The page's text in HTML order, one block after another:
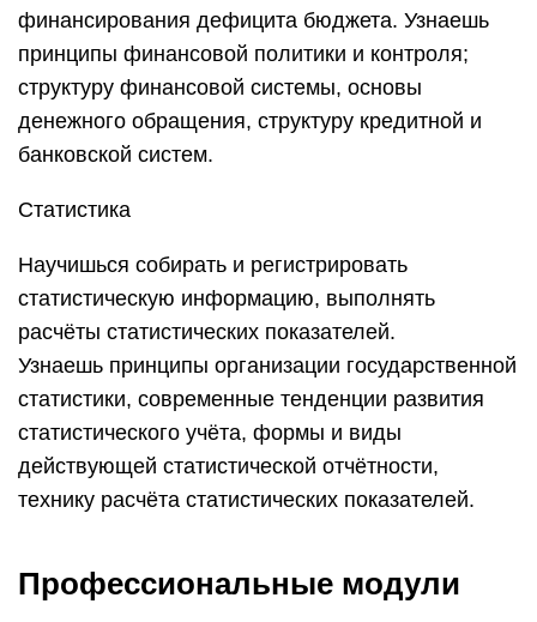
финансирования дефицита бюджета. Узнаешь
принципы финансовой политики и контроля;
структуру финансовой системы, основы
денежного обращения, структуру кредитной и
банковской систем.
Статистика
Научишься собирать и регистрировать
статистическую информацию, выполнять
расчёты статистических показателей.
Узнаешь принципы организации государственной
статистики, современные тенденции развития
статистического учёта, формы и виды
действующей статистической отчётности,
технику расчёта статистических показателей.
Профессиональные модули